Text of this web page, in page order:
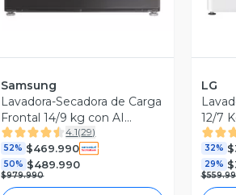
Samsung
Lavadora-Secadora de Carga
Frontal 14/9 kg con AI
Control WD14TP04DSX/ZS
4.1(29)
52% $469.990
50% $489.990
$979.990
LG
12/7
DD
32%
29%